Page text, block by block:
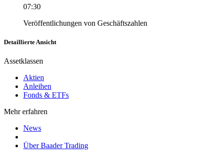
07:30
Veröffentlichungen von Geschäftszahlen
Detaillierte Ansicht
Assetklassen
Aktien
Anleihen
Fonds & ETFs
Mehr erfahren
News
Über Baader Trading